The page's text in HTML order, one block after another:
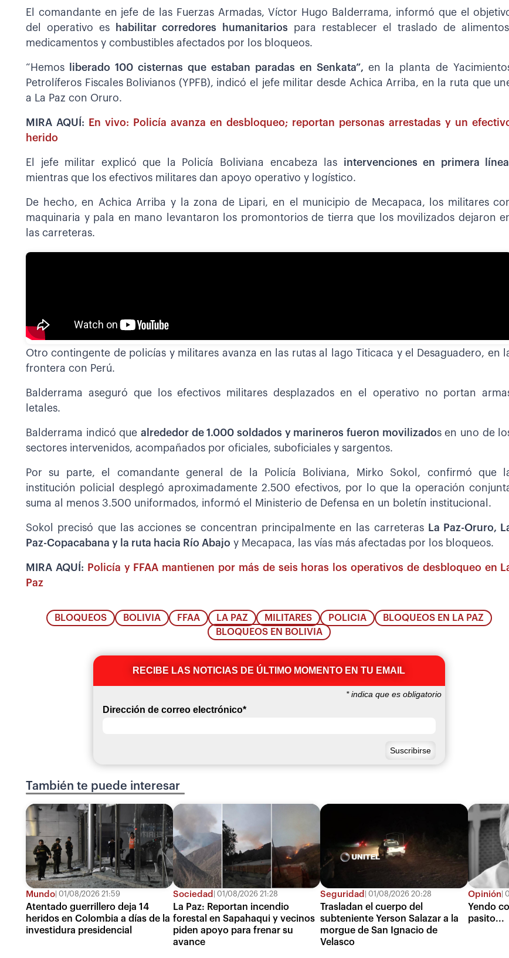
El comandante en jefe de las Fuerzas Armadas, Víctor Hugo Balderrama, informó que el
del operativo es
habilitar corredores humanitarios para restablecer el traslado de
medicamentos y combustibles afectados por los bloqueos.
“Hemos liberado 100 cisternas que estaban paradas en Senkata”, en la planta de
Petrolíferos Fiscales Bolivianos (YPFB), indicó el jefe militar desde Achica Arriba, en la ruta que
a La Paz con Oruro.
MIRA AQUÍ:
En vivo: Policía avanza en desbloqueo; reportan personas arrestadas y un
herido
El jefe militar explicó que la Policía Boliviana encabeza las intervenciones en primera línea
mientras que los efectivos militares dan apoyo operativo y logístico.
De hecho, en Achica Arriba y la zona de Lipari, en el municipio de Mecapaca, los militares
maquinaria y pala en mano levantaron los promontorios de tierra que los movilizados dejaron
las carreteras.
Otro contingente de policías y militares avanza en las rutas al lago Titicaca y el Desaguadero, en
frontera con Perú.
Balderrama aseguró que los efectivos militares desplazados en el operativo no portan
letales.
Balderrama indicó que alrededor de 1.000 soldados y marineros fueron movilizados en uno de
sectores intervenidos, acompañados por oficiales, suboficiales y sargentos.
Por su parte, el comandante general de la Policía Boliviana, Mirko Sokol, confirmó que
institución policial desplegó aproximadamente 2.500 efectivos, por lo que la operación
suma al menos 3.500 uniformados, informó el Ministerio de Defensa en un boletín institucional.
Sokol precisó que las acciones se concentran principalmente en las carreteras La Paz-Oruro,
Paz-Copacabana y la ruta hacia Río Abajo y Mecapaca, las vías más afectadas por los bloqueos.
MIRA AQUÍ: Policía y FFAA mantienen por más de seis horas los operativos de desbloqueo en
Paz
BLOQUEOS BOLIVIA FFAA LA PAZ MILITARES POLICIA
BLOQUEOS EN LA PAZ
BLOQUEOS EN BOLIVIA
RECIBE LAS NOTICIAS DE ÚLTIMO MOMENTO EN TU EMAIL
*indica que es obligatorio
Dirección de correo electrónico*
También te puede interesar
Mundo 01/08/2026 21:59
Atentado guerrillero deja 14
heridos en Colombia a días de la
investidura presidencial
Sociedad 01/08/2026 21:28
La Paz: Reportan incendio
forestal en Sapahaqui y vecinos
piden apoyo para frenar su
avance
Seguridad 01/08/2026 20:28
Trasladan el cuerpo del
subteniente Yerson Salazar a la
morgue de San Ignacio de
Velasco
Opinión
Yendo
pasito...